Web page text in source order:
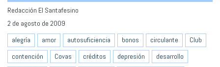
Redacción El Santafesino
2 de agosto de 2009
alegría
amor autosuficiencia bonos circulante
Club
contención
Covas créditos depresión
desarrollo